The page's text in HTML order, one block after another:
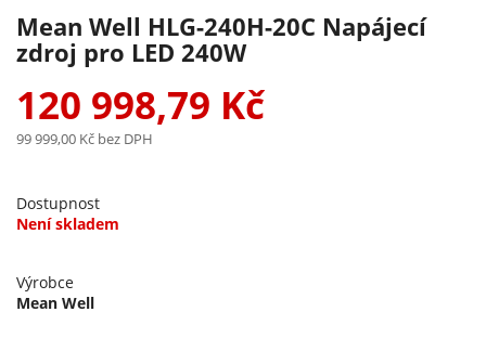
Mean Well HLG-240H-20C Napájecí
zdroj pro LED 240W
120 998,79 Kč
99 999,00 Kč bez DPH
Dostupnost
Není skladem
Výrobce
Mean Well